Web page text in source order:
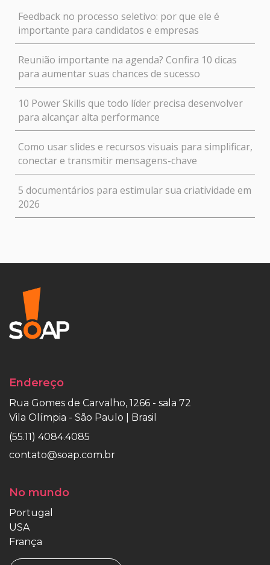
Feedback no processo seletivo: por que ele é
importante para candidatos e empresas
Reunião importante na agenda? Confira 10 dicas
para aumentar suas chances de sucesso
10 Power Skills que todo líder precisa desenvolver
para alcançar alta performance
Como usar slides e recursos visuais para simplificar,
conectar e transmitir mensagens-chave
5 documentários para estimular sua criatividade em
2026
Endereço
Rua Gomes de Carvalho, 1266 - sala 72
Vila Olímpia - São Paulo | Brasil
(55.11) 4084.4085
contato@soap.com.br
No mundo
Portugal
USA
França